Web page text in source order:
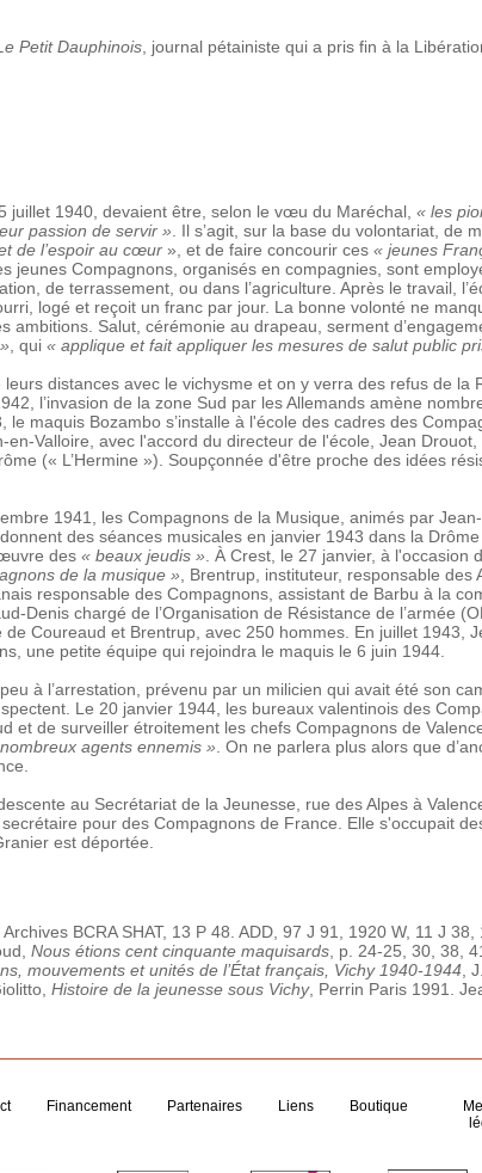
Petit Dauphinois , journal pétainiste qui a pris fin à la
juillet 1940, devaient être, selon le vœu du Maréchal, « les
passion de servir » . Il s’agit, sur la base du volontariat, de
de l’espoir au cœur », et de faire concourir ces « jeunes
jeunes Compagnons, organisés en compagnies, sont
de terrassement, ou dans l’agriculture. Après le travail,
logé et reçoit un franc par jour. La bonne volonté ne
ambitions. Salut, cérémonie au drapeau, serment
, qui « applique et fait appliquer les mesures de salut public
distances avec le vichysme et on y verra des refus de la
l’invasion de la zone Sud par les Allemands amène
le maquis Bozambo s’installe à l'école des cadres des
en-Valloire, avec l'accord du directeur de l'école, Jean
(« L’Hermine »). Soupçonnée d'être proche des idées
1941, les Compagnons de la Musique, animés par
donnent des séances musicales en janvier 1943 dans la
des « beaux jeudis » . À Crest, le 27 janvier, à
de la musique » , Brentrup, instituteur, responsable
responsable des Compagnons, assistant de Barbu à la
Denis chargé de l’Organisation de Résistance de l’armée
Coureaud et Brentrup, avec 250 hommes. En juillet 1943,
une petite équipe qui rejoindra le maquis le 6 juin 1944.
à l’arrestation, prévenu par un milicien qui avait été son
Le 20 janvier 1944, les bureaux valentinois des
et de surveiller étroitement les chefs Compagnons de
agents ennemis » . On ne parlera plus alors que
au Secrétariat de la Jeunesse, rue des Alpes à
pour des Compagnons de France. Elle s'occupait
est déportée.
BCRA SHAT, 13 P 48. ADD, 97 J 91, 1920 W, 11 J 38,
Nous étions cent cinquante maquisards , p. 24-25, 30, 38,
mouvements et unités de l’État français, Vichy 1940-1944 ,
Histoire de la jeunesse sous Vichy, Perrin Paris 1991.
Financement Partenaires Liens Boutique